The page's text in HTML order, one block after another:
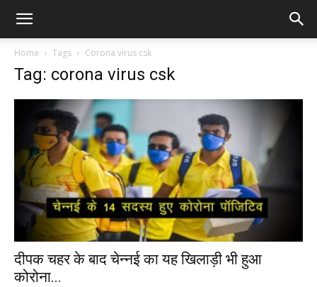
Home Tags Corona virus csk
Tag: corona virus csk
दीपक चहर के बाद चेन्नई का यह खिलाड़ी भी हुआ
कोरोना...